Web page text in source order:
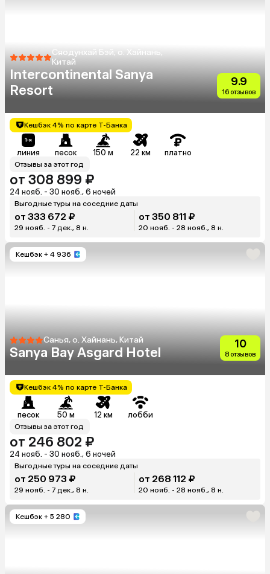
Сяодунхай Бэй, о. Хайнань,
Китай
Intercontinental Sanya
Resort
9.9
16 отзывов
Кешбэк 4% по карте Т-Банка
линия песок 150 м 22 км платно
Отзывы за этот год
от 308 899 ₽
24 нояб. - 30 нояб., 6 ночей
Выгодные туры на соседние даты
от 333 672 ₽
29 нояб. - 7 дек., 8 н.
от 350 811 ₽
20 нояб. - 28 нояб., 8 н.
Кешбэк + 4 936
Санья, о. Хайнань, Китай
Sanya Bay Asgard Hotel
10
8 отзывов
Кешбэк 4% по карте Т-Банка
песок 50 м 12 км лобби
Отзывы за этот год
от 246 802 ₽
24 нояб. - 30 нояб., 6 ночей
Выгодные туры на соседние даты
от 250 973 ₽
29 нояб. - 7 дек., 8 н.
от 268 112 ₽
20 нояб. - 28 нояб., 8 н.
Кешбэк + 5 280